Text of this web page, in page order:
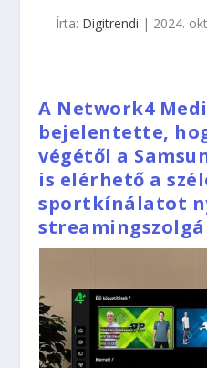
Írta: Digitrendi | 2024.
A Network4
bejelentette,
végétől a
is elérhető a
sportkínálatot